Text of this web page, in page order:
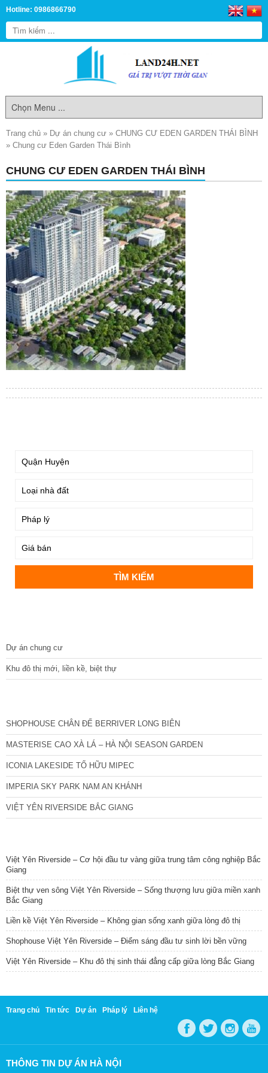
Hotline: 0986866790
Trang chủ » Dự án chung cư » CHUNG CƯ EDEN GARDEN THÁI BÌNH
» Chung cư Eden Garden Thái Bình
CHUNG CƯ EDEN GARDEN THÁI BÌNH
Dự án chung cư
Khu đô thị mới, liền kề, biệt thự
SHOPHOUSE CHÂN ĐẾ BERRIVER LONG BIÊN
MASTERISE CAO XÀ LÁ – HÀ NỘI SEASON GARDEN
ICONIA LAKESIDE TỐ HỮU MIPEC
IMPERIA SKY PARK NAM AN KHÁNH
VIỆT YÊN RIVERSIDE BẮC GIANG
Việt Yên Riverside – Cơ hội đầu tư vàng giữa trung tâm công nghiệp Bắc
Giang
Biệt thự ven sông Việt Yên Riverside – Sống thượng lưu giữa miền xanh
Bắc Giang
Liền kề Việt Yên Riverside – Không gian sống xanh giữa lòng đô thị
Shophouse Việt Yên Riverside – Điểm sáng đầu tư sinh lời bền vững
Việt Yên Riverside – Khu đô thị sinh thái đẳng cấp giữa lòng Bắc Giang
Trang chủ Tin tức Dự án Pháp lý Liên hệ
THÔNG TIN DỰ ÁN HÀ NỘI